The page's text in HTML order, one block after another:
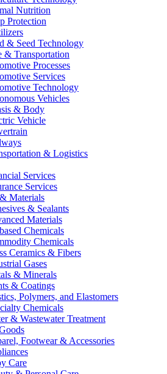
Nutrition
Protection
& Seed Technology
& Transportation
Processes
Services
Technology
Vehicles
& Body
Vehicle
& Logistics
Services
Services
Materials
& Sealants
Materials
Chemicals
Chemicals
Ceramics & Fibers
Gases
& Minerals
& Coatings
Polymers, and Elastomers
Chemicals
& Wastewater Treatment
Footwear & Accessories
Care